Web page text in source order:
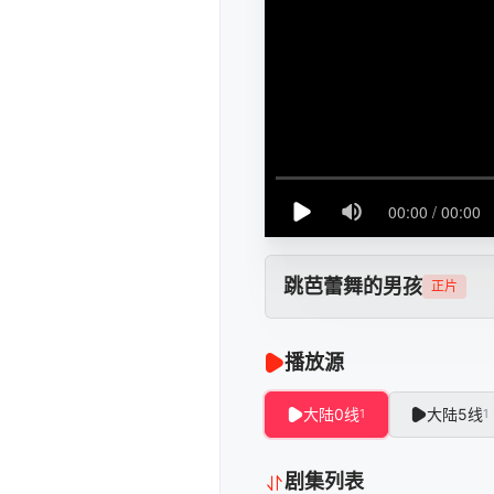
跳芭蕾舞的男孩 正片
播放源
大陆0线1 大陆5线1
剧集列表